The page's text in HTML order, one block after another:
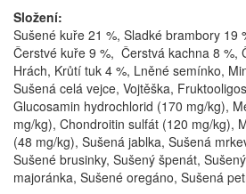
Složení:
Sušené kuře 21 %, Sladké brambory 19
Čerstvé kuře 9 %, Čerstvá kachna 8 %,
Hrách, Krůtí tuk 4 %, Lněné semínko,
Sušená celá vejce, Vojtěška,
Glucosamin hydrochlorid (170 mg/kg),
mg/kg), Chondroitin sulfát (120 mg/kg),
(48 mg/kg), Sušená jablka, Sušená
Sušené brusinky, Sušený špenát,
majoránka, Sušené oregáno, Sušená